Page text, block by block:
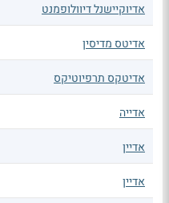
אדיוקיישנל דיוולופמנט
אדיטס מדיסין
אדיטקס תרפיוטיקס
אדייה
אדיין
אדיין